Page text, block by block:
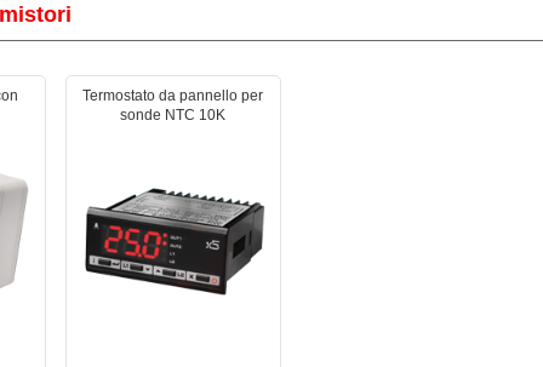
Termostato da pannello per
sonde NTC 10K